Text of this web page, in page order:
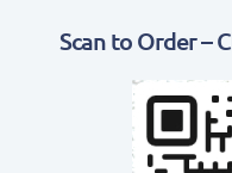
Scan to Order –